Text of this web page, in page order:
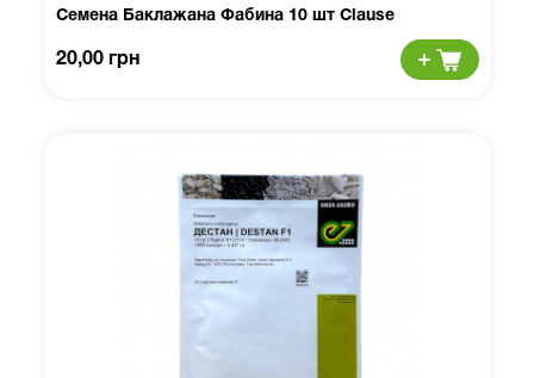
Семена Баклажана Фабина 10 шт Clause
20,00 грн